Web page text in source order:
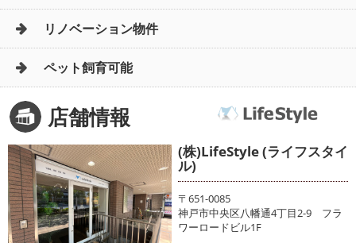
リノベーション物件
ペット飼育可能
店舗情報
(株)LifeStyle (ライフスタイ
ル)
〒651-0085
神戸市中央区八幡通4丁目2-9 フラ
ワーロードビル1F